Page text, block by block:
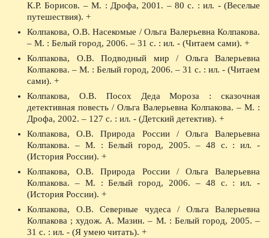
К.Р. Борисов. – М. : Дрофа, 2001. – 80 с. : ил. - (Веселые
путешествия). +
Колпакова, О.В. Насекомые / Ольга Валерьевна Колпакова.
– М. : Белый город, 2006. – 31 с. : ил. - (Читаем сами). +
Колпакова, О.В. Подводный мир / Ольга Валерьевна
Колпакова. – М. : Белый город, 2006. – 31 с. : ил. - (Читаем
сами). +
Колпакова, О.В. Посох Деда Мороза : сказочная
детективная повесть / Ольга Валерьевна Колпакова. – М. :
Дрофа, 2002. – 127 с. : ил. - (Детский детектив). +
Колпакова, О.В. Природа России / Ольга Валерьевна
Колпакова. – М. : Белый город, 2005. – 48 с. : ил. -
(История России). +
Колпакова, О.В. Природа России / Ольга Валерьевна
Колпакова. – М. : Белый город, 2006. – 48 с. : ил. -
(История России). +
Колпакова, О.В. Северные чудеса / Ольга Валерьевна
Колпакова ; худож. А. Мазин. – М. : Белый город, 2005. –
31 с. : ил. - (Я умею читать). +